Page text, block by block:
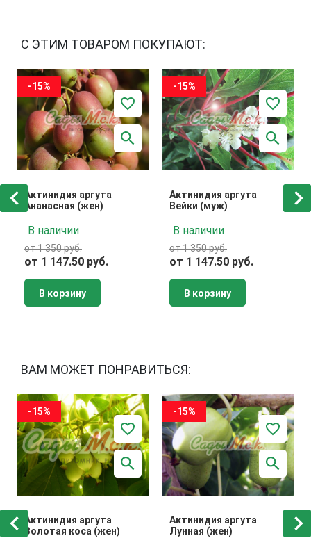
С ЭТИМ ТОВАРОМ ПОКУПАЮТ:
-15%
Актинидия аргута
Ананасная (жен)
В наличии
от 1 350 руб.
от 1 147.50 руб.
В корзину
-15%
Актинидия аргута
Вейки (муж)
В наличии
от 1 350 руб.
от 1 147.50 руб.
В корзину
ВАМ МОЖЕТ ПОНРАВИТЬСЯ:
-15%
Актинидия аргута
Золотая коса (жен)
-15%
Актинидия аргута
Лунная (жен)